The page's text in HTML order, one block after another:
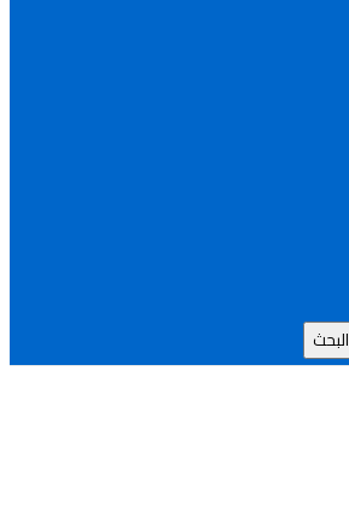
البحث